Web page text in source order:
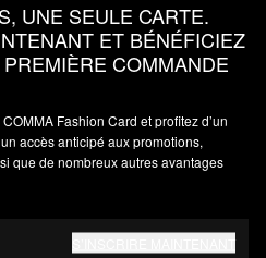
UNE SEULE CARTE.
ET BÉNÉFICIEZ
COMMANDE
Fashion Card et profitez d’un
accès anticipé aux promotions,
que de nombreux autres avantages